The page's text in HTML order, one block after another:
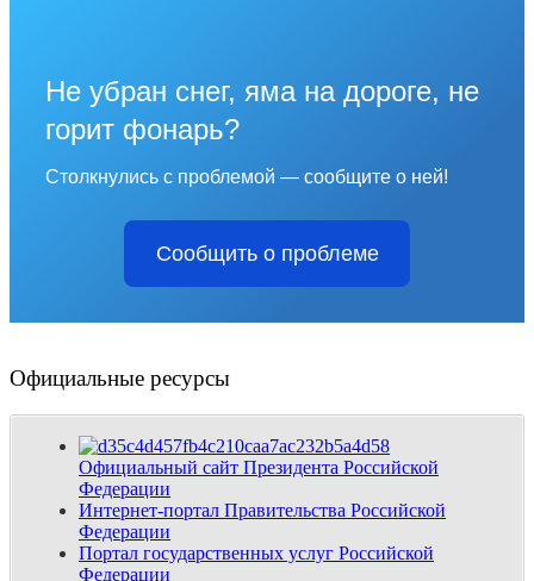
Не убран снег, яма на дороге, не
горит фонарь?
Столкнулись с проблемой — сообщите о ней!
Сообщить о проблеме
Официальные ресурсы
Официальный сайт Президента Российской
Федерации
Интернет-портал Правительства Российской
Федерации
Портал государственных услуг Российской
Федерации